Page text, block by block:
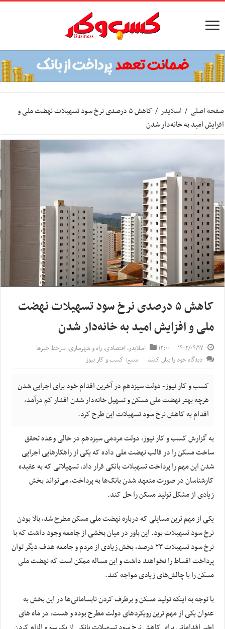
صفحه اصلی / اسلایدر /
کاهش ۵ درصدی نرخ سود تسهیلات نهضت ملی و
افزایش امید به خانه‌دار شدن
کاهش ۵ درصدی نرخ سود تسهیلات نهضت
ملی و افزایش امید به خانه‌دار شدن
۱۴۰۲/۰۴/۱۷ ۱۲:۰۰ اسلایدر,اقتصادی,راه و شهرسازی,سرخط خبرها
دیدگاه خود را بیان کنید
منبع: کسب و کار نیوز
کسب و کار نیوز- دولت سیزدهم در آخرین اقدام خود برای اجرایی شدن
هرچه بهتر نهضت ملی مسکن و تسهیل خانه‌دار شدن اقشار کم درآمد،
اقدام به کاهش نرخ سود تسهیلات این طرح کرد.
به گزارش کسب و کار نیوز، دولت مردمی سیزدهم در حالی وعده تحقق
ساخت مسکن را در قالب نهضت ملی داده که یکی از راهکارهایی اجرایی
شدن این مهم را پرداخت تسهیلات بانکی قرار داد، تسهیلاتی که به عقیده
کارشناسان در صورت متعهد شدن بانک‌ها به پرداخت، می‌تواند بخش
زیادی از مشکل تولید مسکن را حل کند.
یکی از مهم ترین مسایلی که درباره نهضت ملی مسکن مطرح شد، بالا بودن
نرخ سود تسهیلات بود. این باور در میان بخشی از جامعه وجود داشت که با
نرخ سود تسهیلات ۲۳ درصد، بخش زیادی از مردم و جامعه هدف دیگر توان
پرداخت اقساط را نخواهند داشت و این مساله ممکن است که نهضت ملی
مسکن را با چالش‌های زیادی مواجه کند.
با توجه به اینکه تولید مسکن و برطرف کردن نابسامانی‌ها در این بخش به
عنوان یکی از مهم ترین رویکردهای دولت مطرح بوده و هست، در ماه های